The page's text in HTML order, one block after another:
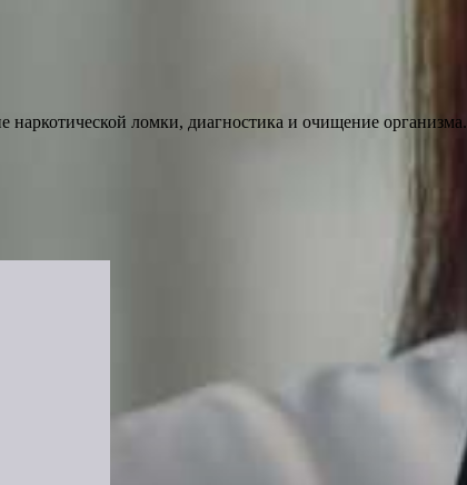
наркотической ломки, диагностика и очищение организма.